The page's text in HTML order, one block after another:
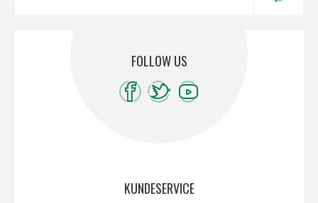
FOLLOW US
KUNDESERVICE